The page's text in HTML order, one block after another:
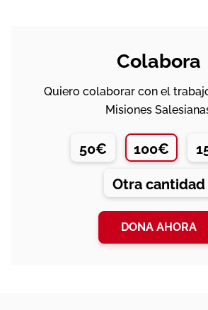
Colabora
Quiero colaborar con el
Misiones
50€ 100€
Otra cantidad
DONA AHORA